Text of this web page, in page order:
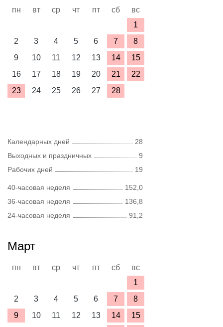
пн вт ср чт пт сб
вс
1
2
3 4 5 6 7
8
9
10 11 12 13 14
15
16
17 18 19 20 21
22
23
24 25 26 27 28
Календарных дней
28
Выходных и праздничных
9
Рабочих дней
19
40-часовая неделя
152,0
36-часовая неделя
136,8
24-часовая неделя
91,2
Март
пн вт ср чт пт сб
вс
1
2
3 4 5 6 7
8
9
10 11 12 13 14
15